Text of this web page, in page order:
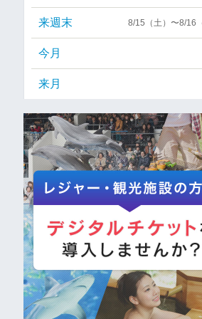
来週末 8/15（土）〜8/16
今月
来月